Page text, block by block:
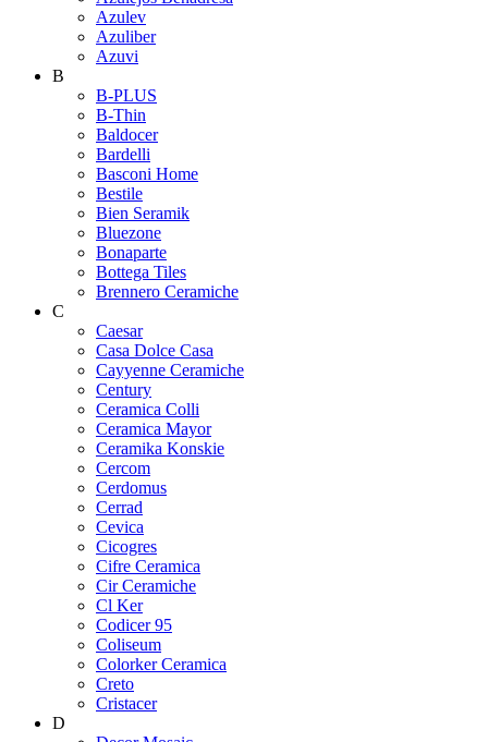
Azulev
Azuliber
Azuvi
B
B-PLUS
B-Thin
Baldocer
Bardelli
Basconi Home
Bestile
Bien Seramik
Bluezone
Bonaparte
Bottega Tiles
Brennero Ceramiche
C
Caesar
Casa Dolce Casa
Cayyenne Ceramiche
Century
Ceramica Colli
Ceramica Mayor
Ceramika Konskie
Cercom
Cerdomus
Cerrad
Cevica
Cicogres
Cifre Ceramica
Cir Ceramiche
Cl Ker
Codicer 95
Coliseum
Colorker Ceramica
Creto
Cristacer
D